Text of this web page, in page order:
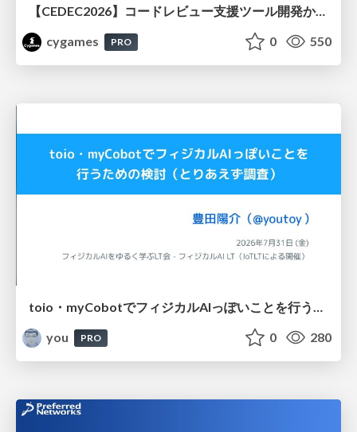
【CEDEC2026】コードレビュー支援ツール開発から学ぶ：LLMを用いた業務システムの実践的な運用設計と誤出力対策
cygames
PRO 0 550
toio・myCobotでフィジカルAIっぽいことを行うための検討（とりあえず調査） / フィジカルAI LT（IoTLTによる開催）
you
PRO 0 280